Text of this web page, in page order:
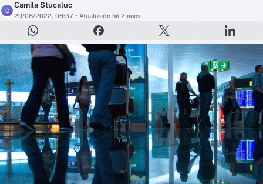
C
Camila Stucaluc
29/08/2022, 06:37 • Atualizado há 2 anos